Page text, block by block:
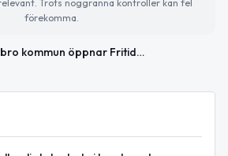
Trots noggranna kontroller kan fel
förekomma.
Nybro kommun öppnar Fritidsbanken i centrala Nybro 2026